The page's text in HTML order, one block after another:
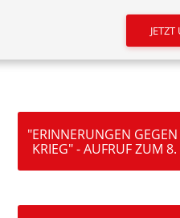
"ERINNERUNGEN
KRIEG" - AUFRUF ZUM